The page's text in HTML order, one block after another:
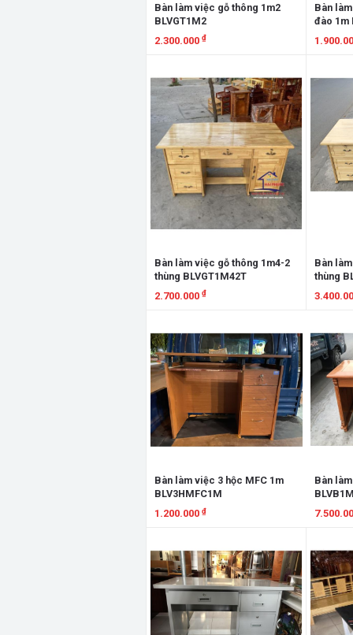
Bàn làm việc gỗ thông 1m2
BLVGT1M2
2.300.000 ₫
Bàn
đào 1m
Bàn làm việc gỗ thông 1m4-2
thùng BLVGT1M42T
2.700.000 ₫
Bàn
thùng
Bàn làm việc 3 hộc MFC 1m
BLV3HMFC1M
1.200.000 ₫
Bàn